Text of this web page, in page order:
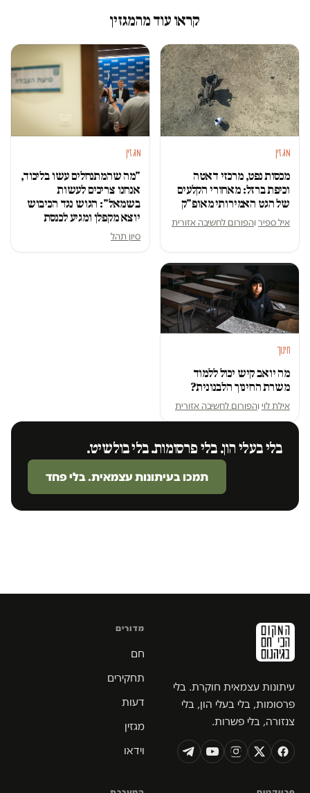
קראו עוד מהמגזין
מגזין
מכסות נפט, מרכזי דאטה
וכיפת ברזל: מאחורי הקלעים
של הגט האמירותי מאופ"ק
איל ספיר והפורום לחשיבה אזורית
מגזין
"מה שהמתנחלים עשו בליכוד,
אנחנו צריכים לעשות
בשמאל": הגוש נגד הכיבוש
יוצא מקפלן ומגיע לכנסת
סיון תהל
חינוך
מה יואב קיש יכול ללמוד
משרת החינוך הלבנונית?
אילת לוי והפורום לחשיבה אזורית
בלי בעלי הון. בלי פרסומות. בלי בולשיט.
תמכו בעיתונות עצמאית. בלי פחד
עיתונות עצמאית חוקרת. בלי
פרסומות, בלי בעלי הון, בלי
צנזורה, בלי פשרות.
מדורים
חם
תחקירים
דעות
מגזין
וידאו